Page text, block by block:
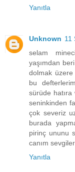
Yanıtla
Unknown 11
selam
yaşımdan
dolmak
bu
sürüde
seninkinden
çok severiz
burada
pirinç ununu
canım
Yanıtla